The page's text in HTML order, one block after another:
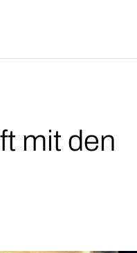
mit den